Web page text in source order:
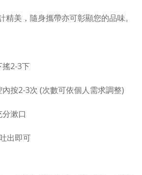
精美，隨身攜帶亦可彰顯您的品味。
搖2-3下
按2-3次 (次數可依個人需求調整)
漱口
出即可